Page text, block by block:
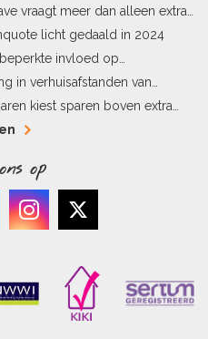
vraagt meer dan alleen extra
licht gedaald in 2024
invloed op
in verhuisafstanden van
kiest sparen boven extra
op